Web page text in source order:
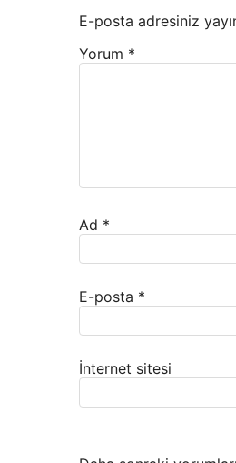
E-posta adresiniz
Yorum *
Ad *
E-posta *
İnternet sitesi